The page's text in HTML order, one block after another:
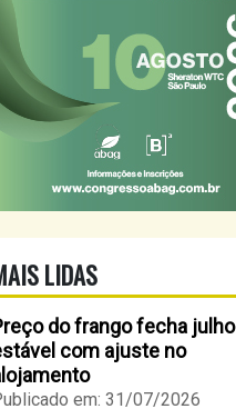
LIDAS
do frango fecha julho
com ajuste no
em: 31/07/2026